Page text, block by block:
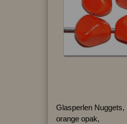
Glasperlen Nuggets,
orange opak,